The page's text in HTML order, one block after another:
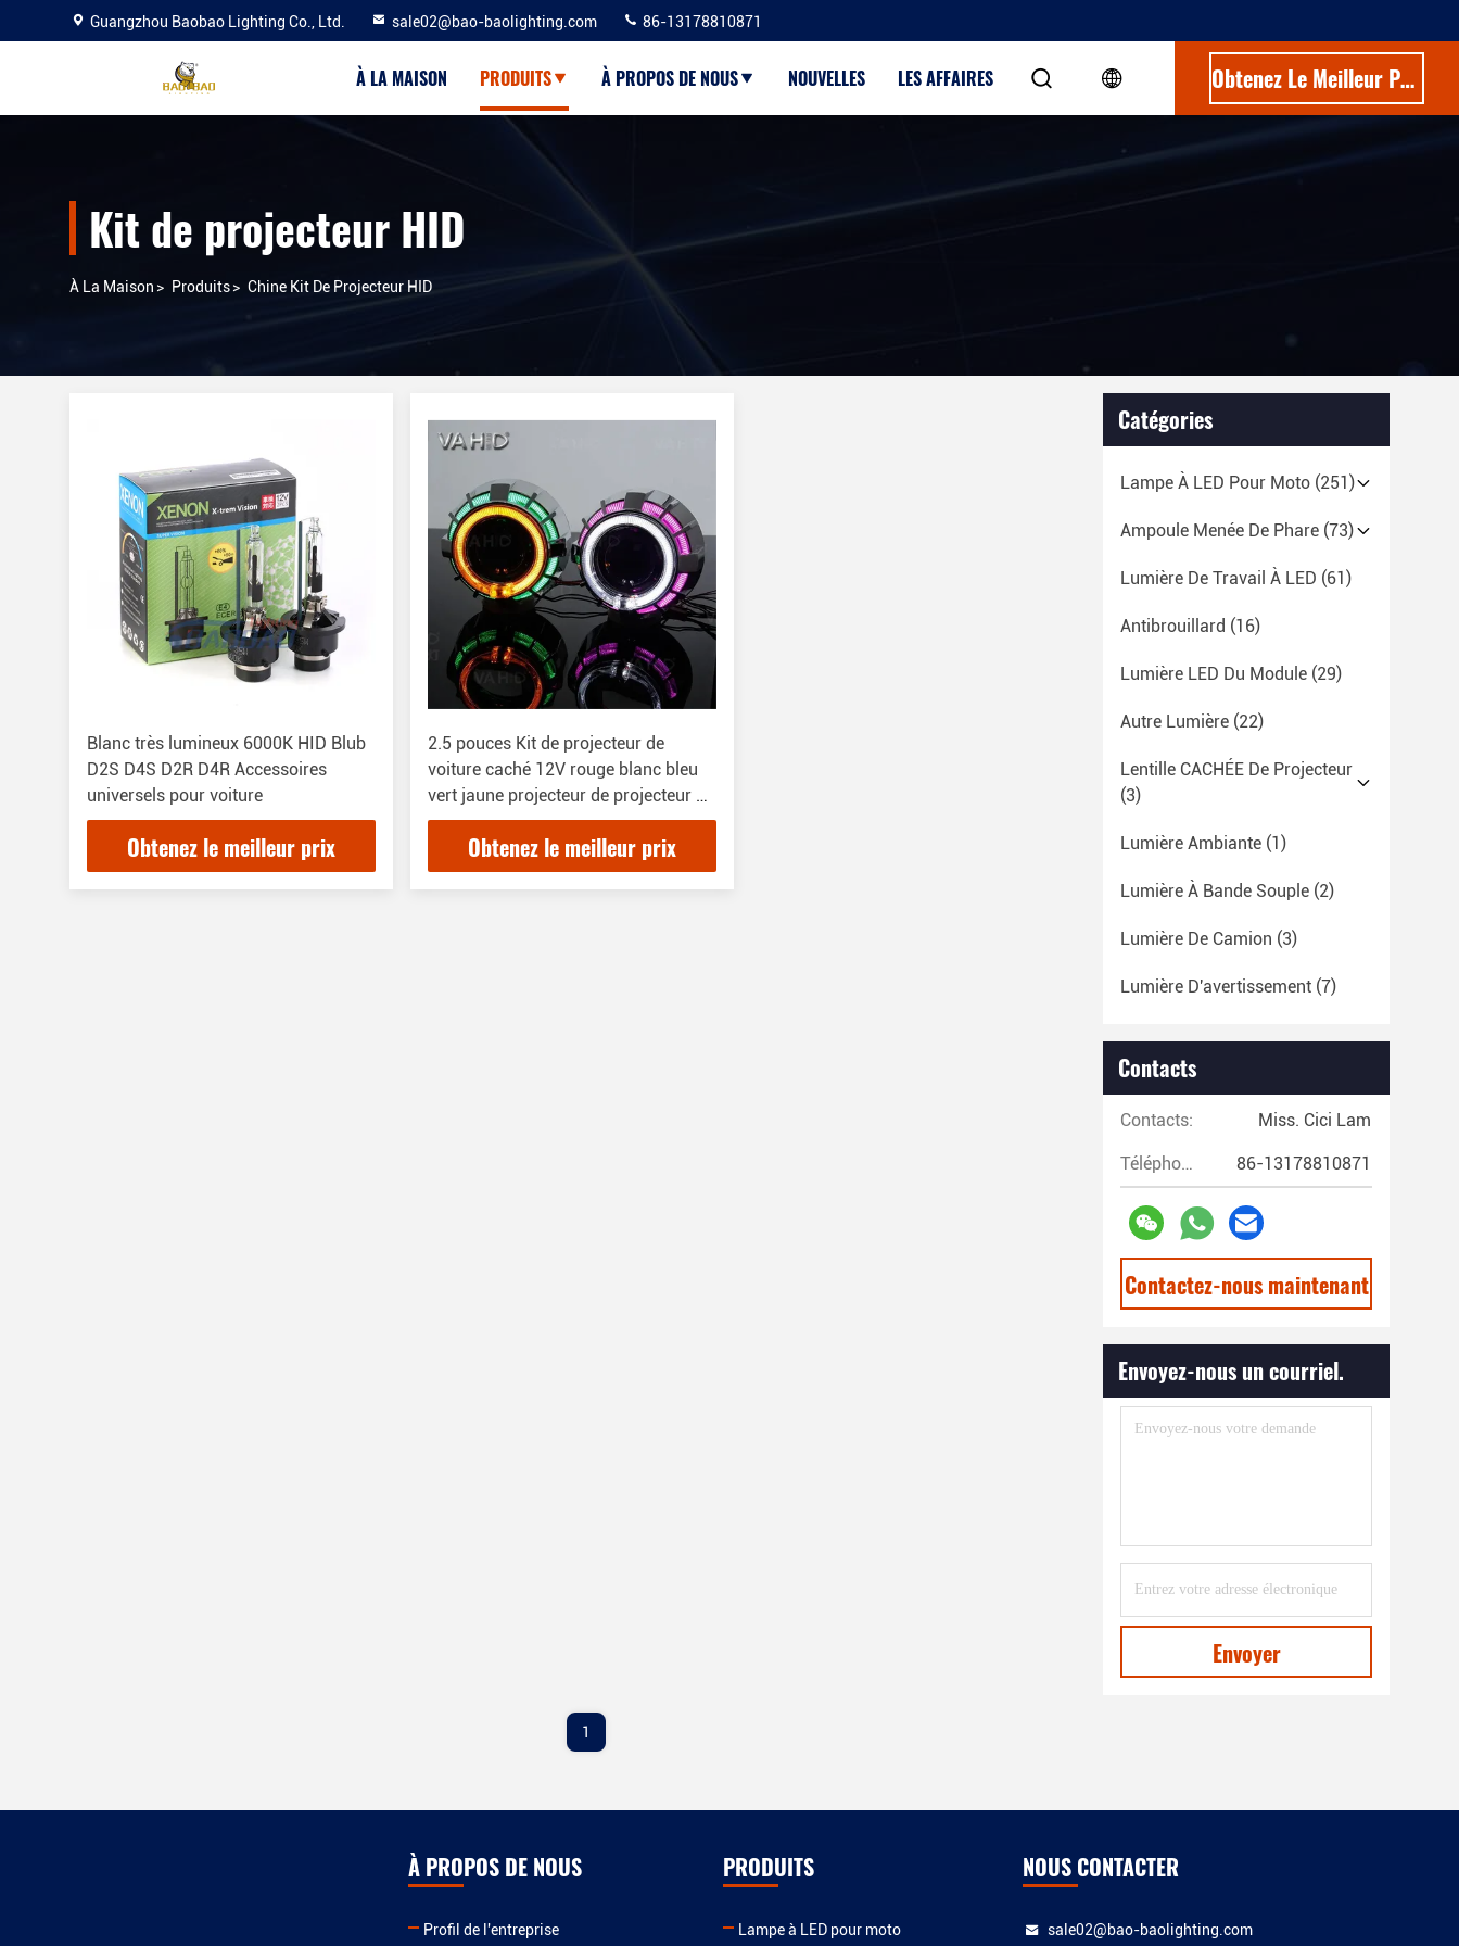
Guangzhou Baobao Lighting Co., Ltd. sale02@bao-baolighting.com 86-13178810871
À LA MAISON PRODUITS À PROPOS DE NOUS NOUVELLES LES AFFAIRES Obtenez Le Meilleur Prix
Kit de projecteur HID
À La Maison > Produits> Chine Kit De Projecteur HID
Blanc très lumineux 6000K HID Blub
D2S D4S D2R D4R Accessoires
universels pour voiture
Obtenez le meilleur prix
2.5 pouces Kit de projecteur de
voiture caché 12V rouge blanc bleu
vert jaune projecteur de projecteur de
projecteur
Obtenez le meilleur prix
Catégories
Lampe À LED Pour Moto (251)
Ampoule Menée De Phare (73)
Lumière De Travail À LED (61)
Antibrouillard (16)
Lumière LED Du Module (29)
Autre Lumière (22)
Lentille CACHÉE De Projecteur
(3)
Lumière Ambiante (1)
Lumière À Bande Souple (2)
Lumière De Camion (3)
Lumière D'avertissement (7)
Contacts
Contacts: Miss. Cici Lam
Téléphone: 86-13178810871
Contactez-nous maintenant
Envoyez-nous un courriel.
Envoyer
1
À PROPOS DE NOUS
Profil de l'entreprise
PRODUITS
Lampe à LED pour moto
NOUS CONTACTER
sale02@bao-baolighting.com